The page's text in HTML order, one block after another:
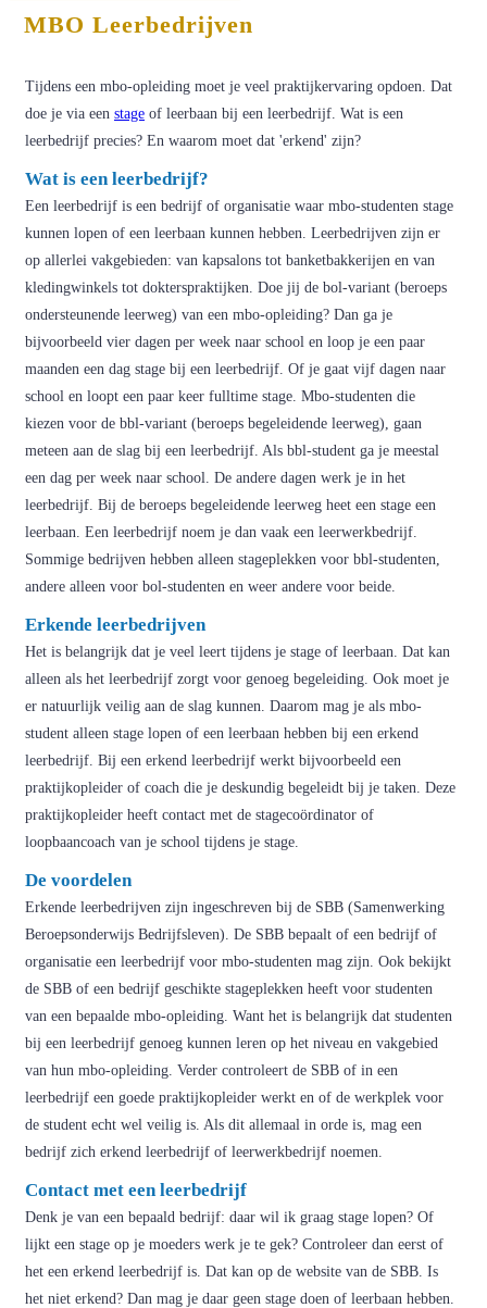
MBO Leerbedrijven
Tijdens een mbo-opleiding moet je veel praktijkervaring opdoen. Dat
doe je via een stage of leerbaan bij een leerbedrijf. Wat is een
leerbedrijf precies? En waarom moet dat 'erkend' zijn?
Wat is een leerbedrijf?
Een leerbedrijf is een bedrijf of organisatie waar mbo-studenten stage
kunnen lopen of een leerbaan kunnen hebben. Leerbedrijven zijn er
op allerlei vakgebieden: van kapsalons tot banketbakkerijen en van
kledingwinkels tot dokterspraktijken. Doe jij de bol-variant (beroeps
ondersteunende leerweg) van een mbo-opleiding? Dan ga je
bijvoorbeeld vier dagen per week naar school en loop je een paar
maanden een dag stage bij een leerbedrijf. Of je gaat vijf dagen naar
school en loopt een paar keer fulltime stage. Mbo-studenten die
kiezen voor de bbl-variant (beroeps begeleidende leerweg), gaan
meteen aan de slag bij een leerbedrijf. Als bbl-student ga je meestal
een dag per week naar school. De andere dagen werk je in het
leerbedrijf. Bij de beroeps begeleidende leerweg heet een stage een
leerbaan. Een leerbedrijf noem je dan vaak een leerwerkbedrijf.
Sommige bedrijven hebben alleen stageplekken voor bbl-studenten,
andere alleen voor bol-studenten en weer andere voor beide.
Erkende leerbedrijven
Het is belangrijk dat je veel leert tijdens je stage of leerbaan. Dat kan
alleen als het leerbedrijf zorgt voor genoeg begeleiding. Ook moet je
er natuurlijk veilig aan de slag kunnen. Daarom mag je als mbo-
student alleen stage lopen of een leerbaan hebben bij een erkend
leerbedrijf. Bij een erkend leerbedrijf werkt bijvoorbeeld een
praktijkopleider of coach die je deskundig begeleidt bij je taken. Deze
praktijkopleider heeft contact met de stagecoördinator of
loopbaancoach van je school tijdens je stage.
De voordelen
Erkende leerbedrijven zijn ingeschreven bij de SBB (Samenwerking
Beroepsonderwijs Bedrijfsleven). De SBB bepaalt of een bedrijf of
organisatie een leerbedrijf voor mbo-studenten mag zijn. Ook bekijkt
de SBB of een bedrijf geschikte stageplekken heeft voor studenten
van een bepaalde mbo-opleiding. Want het is belangrijk dat studenten
bij een leerbedrijf genoeg kunnen leren op het niveau en vakgebied
van hun mbo-opleiding. Verder controleert de SBB of in een
leerbedrijf een goede praktijkopleider werkt en of de werkplek voor
de student echt wel veilig is. Als dit allemaal in orde is, mag een
bedrijf zich erkend leerbedrijf of leerwerkbedrijf noemen.
Contact met een leerbedrijf
Denk je van een bepaald bedrijf: daar wil ik graag stage lopen? Of
lijkt een stage op je moeders werk je te gek? Controleer dan eerst of
het een erkend leerbedrijf is. Dat kan op de website van de SBB. Is
het niet erkend? Dan mag je daar geen stage doen of leerbaan hebben.